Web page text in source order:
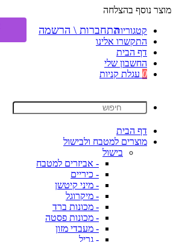
מוצר נוסף בהצלחה
קטגוריות
התקשרו אלינו
דף הבית
החשבון שלי
0 עגלת קניות
דף הבית
מוצרים למטבח ולבישול
בישול
- אביזרים למטבח
- כיריים
- מיני קיטשן
- מיקרוגל
- מכונות ברד
- מכונות פסטה
- מעבדי מזון
- גריל
התחברות \ הרשמה